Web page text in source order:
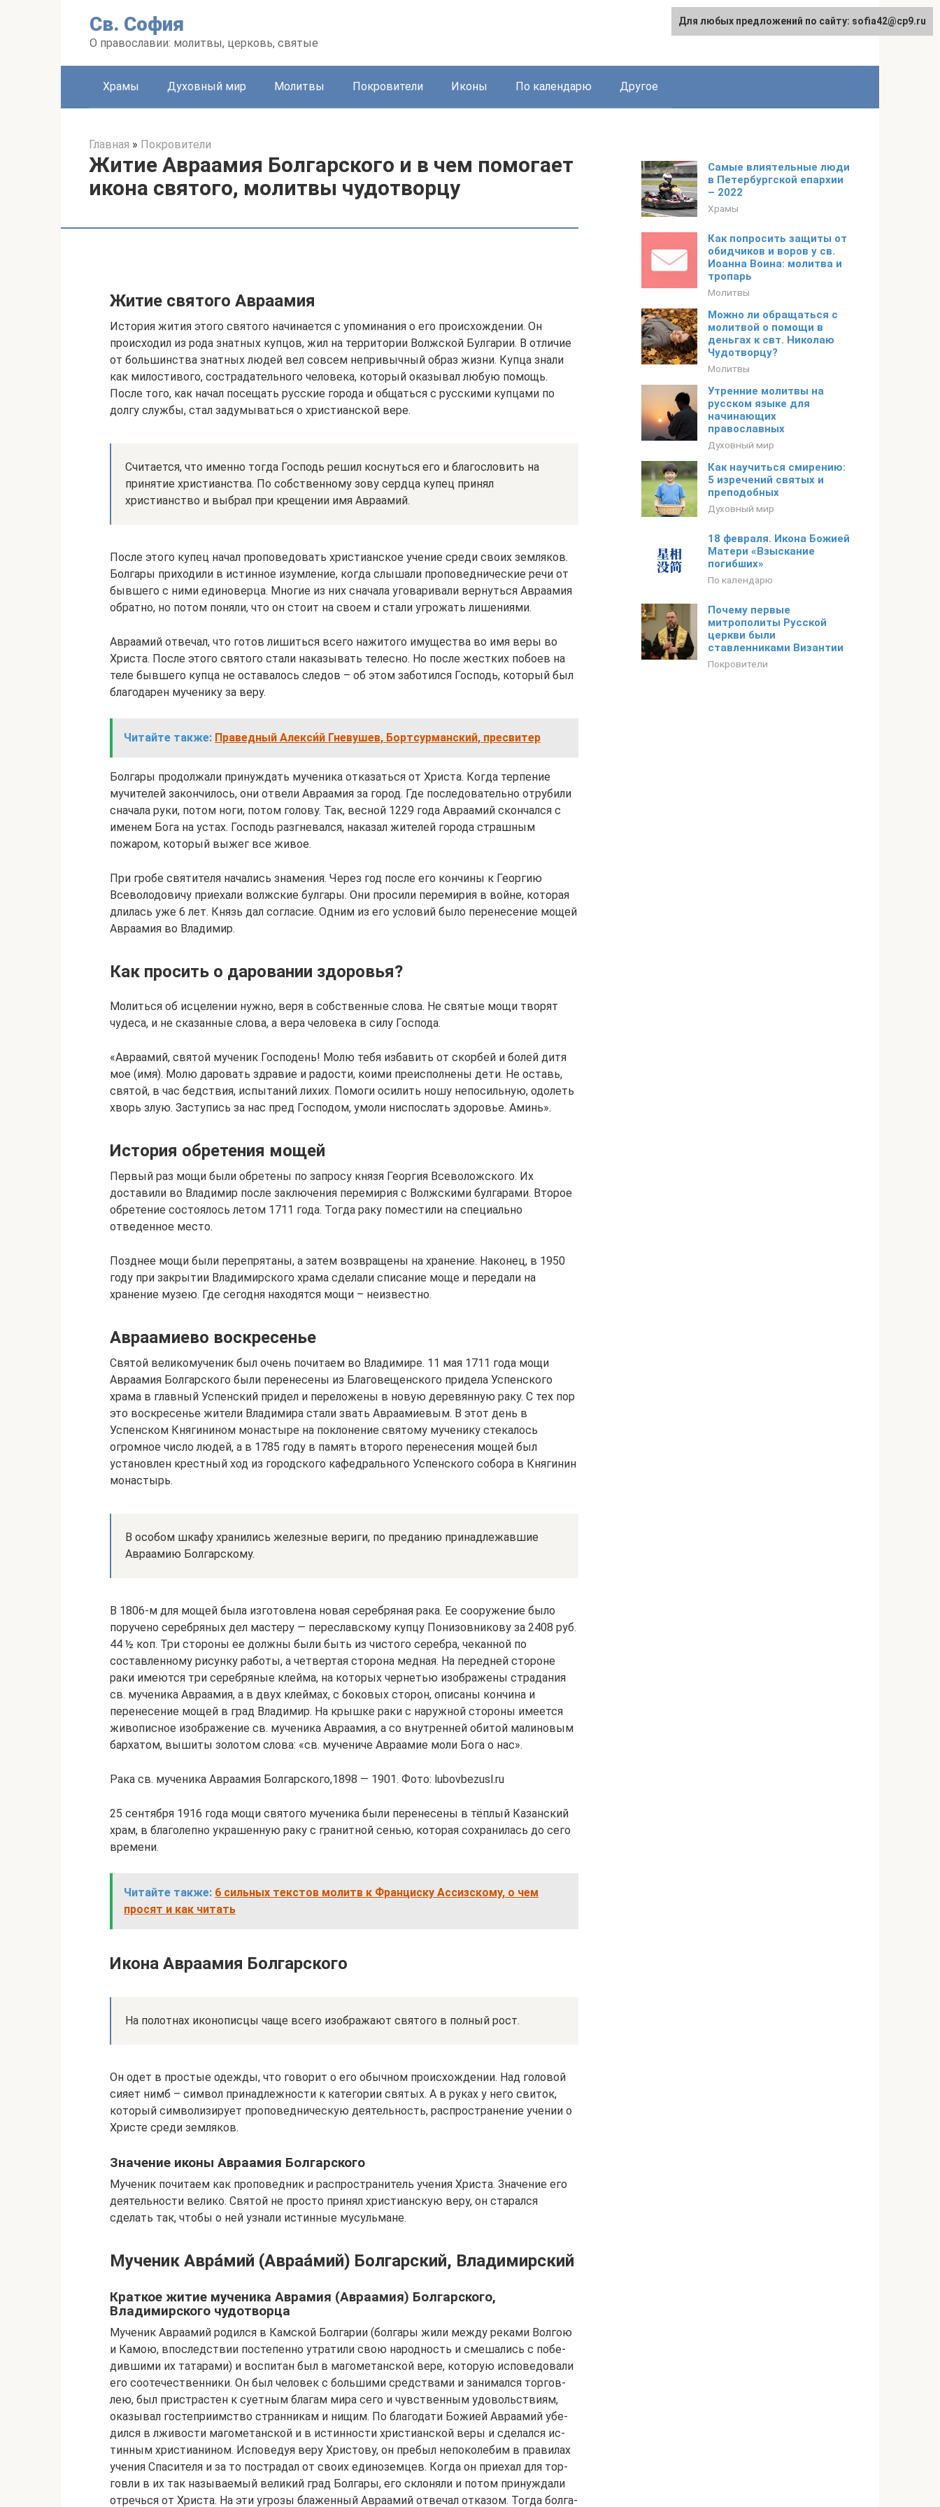
Св. София
О православии: молитвы, церковь, святые
Храмы Духовный мир Молитвы Покровители Иконы По календарю Другое
Главная » Покровители
Житие Авраамия Болгарского и в чем помогает
икона святого, молитвы чудотворцу
Житие святого Авраамия
История жития этого святого начинается с упоминания о его происхождении. Он
происходил из рода знатных купцов, жил на территории Волжской Булгарии. В отличие
от большинства знатных людей вел совсем непривычный образ жизни. Купца знали
как милостивого, сострадательного человека, который оказывал любую помощь.
После того, как начал посещать русские города и общаться с русскими купцами по
долгу службы, стал задумываться о христианской вере.
Считается, что именно тогда Господь решил коснуться его и благословить на
принятие христианства. По собственному зову сердца купец принял
христианство и выбрал при крещении имя Авраамий.
После этого купец начал проповедовать христианское учение среди своих земляков.
Болгары приходили в истинное изумление, когда слышали проповеднические речи от
бывшего с ними единоверца. Многие из них сначала уговаривали вернуться Авраамия
обратно, но потом поняли, что он стоит на своем и стали угрожать лишениями.
Авраамий отвечал, что готов лишиться всего нажитого имущества во имя веры во
Христа. После этого святого стали наказывать телесно. Но после жестких побоев на
теле бывшего купца не оставалось следов – об этом заботился Господь, который был
благодарен мученику за веру.
Читайте также: Праведный Алекси́й Гневушев, Бортсурманский, пресвитер
Болгары продолжали принуждать мученика отказаться от Христа. Когда терпение
мучителей закончилось, они отвели Авраамия за город. Где последовательно отрубили
сначала руки, потом ноги, потом голову. Так, весной 1229 года Авраамий скончался с
именем Бога на устах. Господь разгневался, наказал жителей города страшным
пожаром, который выжег все живое.
При гробе святителя начались знамения. Через год после его кончины к Георгию
Всеволодовичу приехали волжские булгары. Они просили перемирия в войне, которая
длилась уже 6 лет. Князь дал согласие. Одним из его условий было перенесение мощей
Авраамия во Владимир.
Как просить о даровании здоровья?
Молиться об исцелении нужно, веря в собственные слова. Не святые мощи творят
чудеса, и не сказанные слова, а вера человека в силу Господа.
«Авраамий, святой мученик Господень! Молю тебя избавить от скорбей и болей дитя
мое (имя). Молю даровать здравие и радости, коими преисполнены дети. Не оставь,
святой, в час бедствия, испытаний лихих. Помоги осилить ношу непосильную, одолеть
хворь злую. Заступись за нас пред Господом, умоли ниспослать здоровье. Аминь».
История обретения мощей
Первый раз мощи были обретены по запросу князя Георгия Всеволожского. Их
доставили во Владимир после заключения перемирия с Волжскими булгарами. Второе
обретение состоялось летом 1711 года. Тогда раку поместили на специально
отведенное место.
Позднее мощи были перепрятаны, а затем возвращены на хранение. Наконец, в 1950
году при закрытии Владимирского храма сделали списание моще и передали на
хранение музею. Где сегодня находятся мощи – неизвестно.
Авраамиево воскресенье
Святой великомученик был очень почитаем во Владимире. 11 мая 1711 года мощи
Авраамия Болгарского были перенесены из Благовещенского придела Успенского
храма в главный Успенский придел и переложены в новую деревянную раку. С тех пор
это воскресенье жители Владимира стали звать Авраамиевым. В этот день в
Успенском Княгинином монастыре на поклонение святому мученику стекалось
огромное число людей, а в 1785 году в память второго перенесения мощей был
установлен крестный ход из городского кафедрального Успенского собора в Княгинин
монастырь.
В особом шкафу хранились железные вериги, по преданию принадлежавшие
Авраамию Болгарскому.
В 1806-м для мощей была изготовлена новая серебряная рака. Ее сооружение было
поручено серебряных дел мастеру — переславскому купцу Понизовникову за 2408 руб.
44 ½ коп. Три стороны ее должны были быть из чистого серебра, чеканной по
составленному рисунку работы, а четвертая сторона медная. На передней стороне
раки имеются три серебряные клейма, на которых чернетью изображены страдания
св. мученика Авраамия, а в двух клеймах, с боковых сторон, описаны кончина и
перенесение мощей в град Владимир. На крышке раки с наружной стороны имеется
живописное изображение св. мученика Авраамия, а со внутренней обитой малиновым
бархатом, вышиты золотом слова: «св. мучениче Авраамие моли Бога о нас».
Рака св. мученика Авраамия Болгарского,1898 — 1901. Фото: lubovbezusl.ru
25 сентября 1916 года мощи святого мученика были перенесены в тёплый Казанский
храм, в благолепно украшенную раку с гранитной сенью, которая сохранилась до сего
времени.
Читайте также: 6 сильных текстов молитв к Франциску Ассизскому, о чем
просят и как читать
Икона Авраамия Болгарского
На полотнах иконописцы чаще всего изображают святого в полный рост.
Он одет в простые одежды, что говорит о его обычном происхождении. Над головой
сияет нимб – символ принадлежности к категории святых. А в руках у него свиток,
который символизирует проповедническую деятельность, распространение учении о
Христе среди земляков.
Значение иконы Авраамия Болгарского
Мученик почитаем как проповедник и распространитель учения Христа. Значение его
деятельности велико. Святой не просто принял христианскую веру, он старался
сделать так, чтобы о ней узнали истинные мусульмане.
Мученик Авра́мий (Авраа́мий) Болгарский, Владимирский
Краткое житие мученика Аврамия (Авраамия) Болгарского,
Владимирского чудотворца
Му­че­ник Ав­раа­мий ро­дил­ся в Кам­ской Бол­га­рии (бол­га­ры жи­ли меж­ду ре­ка­ми Вол­гою
и Ка­мою, впо­след­ствии по­сте­пен­но утра­ти­ли свою на­род­ность и сме­ша­лись с по­бе­
див­ши­ми их та­та­ра­ми) и вос­пи­тан был в ма­го­ме­тан­ской ве­ре, ко­то­рую ис­по­ве­до­ва­ли
его со­оте­че­ствен­ни­ки. Он был че­ло­век с боль­ши­ми сред­ства­ми и за­ни­мал­ся тор­гов­
лею, был при­стра­стен к су­ет­ным бла­гам ми­ра се­го и чув­ствен­ным удо­воль­стви­ям,
ока­зы­вал го­сте­при­им­ство стран­ни­кам и ни­щим. По бла­го­да­ти Бо­жи­ей Ав­ра­амий убе­
дил­ся в лжи­во­сти ма­го­ме­тан­ской и в ис­тин­но­сти хри­сти­ан­ской ве­ры и сде­лал­ся ис­
тин­ным хри­сти­а­ни­ном. Ис­по­ве­дуя ве­ру Хри­сто­ву, он пре­был непо­ко­ле­бим в пра­ви­лах
уче­ния Спа­си­те­ля и за то по­стра­дал от сво­их еди­но­зем­цев. Ко­гда он при­е­хал для тор­
гов­ли в их так на­зы­ва­е­мый ве­ли­кий град Бол­га­ры, его скло­ня­ли и по­том при­нуж­да­ли
от­речь­ся от Хри­ста. На эти угро­зы бла­жен­ный Ав­раа­мий от­ве­чал от­ка­зом. То­гда бол­га­
Самые влиятельные люди
в Петербургской епархии
– 2022
Храмы
Как попросить защиты от
обидчиков и воров у св.
Иоанна Воина: молитва и
тропарь
Молитвы
Можно ли обращаться с
молитвой о помощи в
деньгах к свт. Николаю
Чудотворцу?
Молитвы
Утренние молитвы на
русском языке для
начинающих
православных
Духовный мир
Как научиться смирению:
5 изречений святых и
преподобных
Духовный мир
18 февраля. Икона Божией
Матери «Взыскание
погибших»
По календарю
Почему первые
митрополиты Русской
церкви были
ставленниками Византии
Покровители
Для любых предложений по сайту: sofia42@cp9.ru